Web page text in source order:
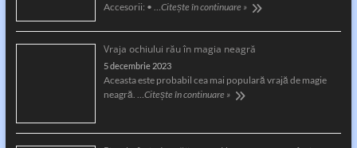
Accesorii: • …Citește în continuare »
Vraja ochiului rău în magia neagră
5 decembrie 2023
Aceasta este probabil cea mai populară vrajă de magie
neagră. …Citește în continuare »